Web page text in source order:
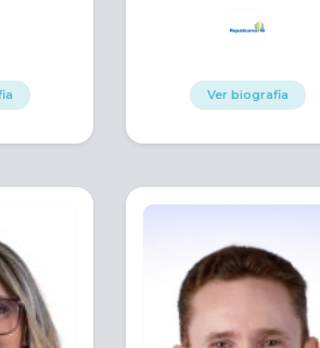
Ver biografia